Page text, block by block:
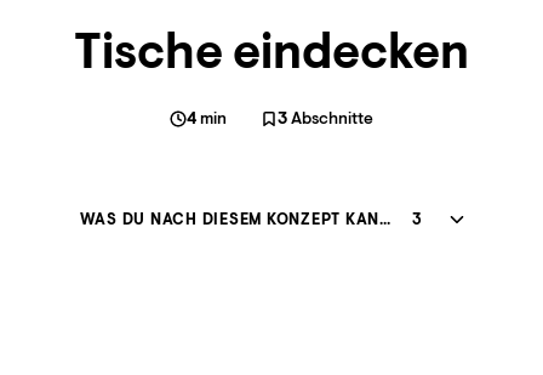
Tische eindecken
4min 3Abschnitte
WAS DU NACH DIESEM KONZEPT KANNST 3